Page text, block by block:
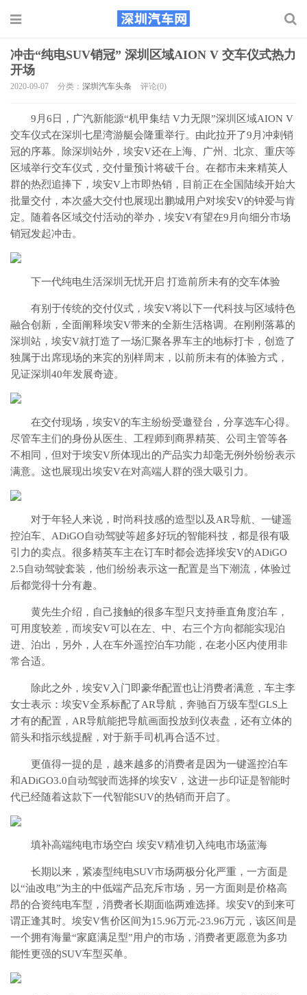
冲击“纯电SUV销冠” 深圳区域AION V 交车仪式热力
开场
2020-09-07 分类： 深圳汽车头条 评论(0)
9月6日，广汽新能源“机甲集结 V力无限”深圳区域AION V
交车仪式在深圳七星湾游艇会隆重举行。由此拉开了9月冲刺销
冠的序幕。除深圳站外，埃安V还在上海、广州、 北京、重庆等
区域举行交车仪式，交付量预计将破千台。在都市未来精英人
群的热烈追捧下，埃安V上市即热销，目前正在全国陆续开始大
批量交付，本次盛大交付也展现出鹏城用户对埃安V的钟爱与肯
定。随着各区域交付活动的举办，埃安V有望在9月向细分市场
销冠发起冲击。
下一代纯电生活深圳无忧开启 打造前所未有的交车体验
有别于传统的交付仪式，埃安V将以下一代科技与区域特色
融合创新，全面阐释埃安V带来的全新生活格调。在刚刚落幕的
深圳站，埃安V就打造了一场汇聚各界车主的地标打卡，创造了
独属于出席现场的来宾的别样周末，以前所未有的体验方式，
见证深圳40年发展奇迹。
在交付现场，埃安V的车主纷纷受邀登台，分享选车心得。
尽管车主们的身份从医生、工程师到商界精英、公司主管等各
不相同，但对于埃安V所体现出的产品实力却毫无例外纷纷表示
满意。这也展现出埃安V在对高端人群的强大吸引力。
对于年轻人来说，时尚科技感的造型以及AR导航、一键遥
控泊车、ADiGO自动驾驶等超多好玩的智能科技，都是很有吸
引力的卖点。很多精英车主在订车时都会选择埃安V的ADiGO
2.5自动驾驶套装，他们纷纷表示这一配置是当下潮流，体验过
后都觉得十分有趣。
黄先生介绍，自己接触的很多车型只支持垂直角度泊车，
可用度较差，而埃安V可以在左、中、右三个方向都能实现泊
进、泊出，另外，人在车外遥控泊车功能，在老小区内使用非
常合适。
除此之外，埃安V入门即豪华配置也让消费者满意，车主李
女士表示：埃安V全系标配了AR导航，奔驰百万级车型GLS上
才有的配置，AR导航能把导航画面投放到仪表盘，还有立体的
箭头和指示线提醒，对于新手司机再合适不过。
更值得一提的是，越来越多的消费者是因为一键遥控泊车
和ADiGO3.0自动驾驶而选择的埃安V，这进一步印证是智能时
代已经随着这款下一代智能SUV的热销而开启了。
填补高端纯电市场空白 埃安V精准切入纯电市场蓝海
长期以来，紧凑型纯电SUV市场两极分化严重，一方面是
以“油改电”为主的中低端产品充斥市场，另一方面则是价格高
昂的合资纯电车型，消费者长期面临两难选择。埃安V的到来可
谓正逢其时。埃安V售价区间为15.96万元-23.96万元，该区间是
一个拥有海量“家庭满足型”用户的市场，消费者更愿意为多功
能性更强的SUV车型买单。